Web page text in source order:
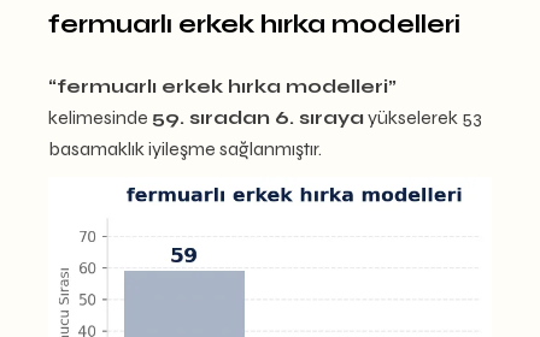
fermuarlı erkek hırka modelleri
“fermuarlı erkek hırka modelleri”
kelimesinde 59. sıradan 6. sıraya yükselerek 53
basamaklık iyileşme sağlanmıştır.